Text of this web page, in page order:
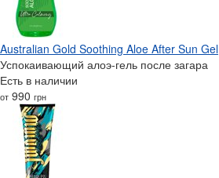
Australian Gold Soothing Aloe After Sun Gel
Успокаивающий алоэ-гель после загара
Есть в наличии
от 990 грн